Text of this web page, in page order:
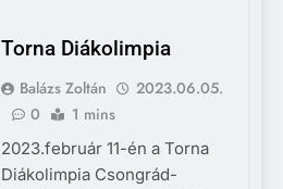
Torna Diákolimpia
Balázs Zoltán
2023.06.05.
0
1 mins
2023.február 11-én a Torna
Diákolimpia Csongrád-